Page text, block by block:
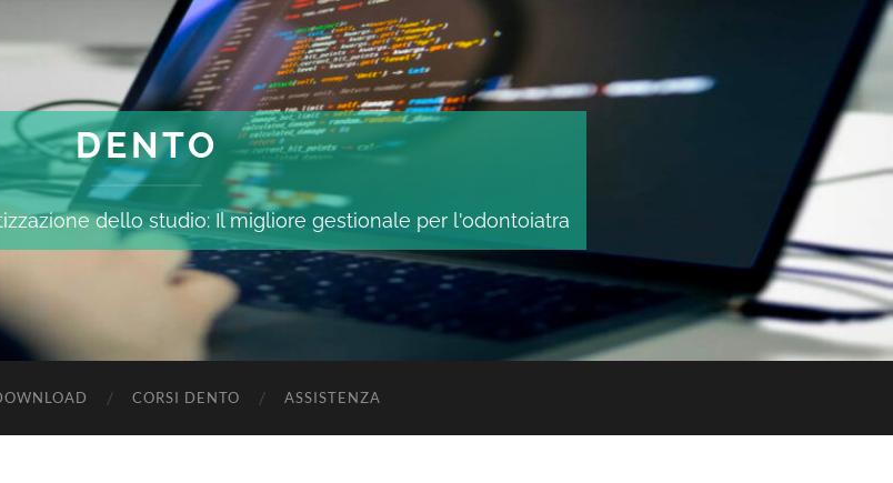
DENTO
dello studio: Il migliore gestionale per l'odontoiatra
CORSI DENTO ASSISTENZA